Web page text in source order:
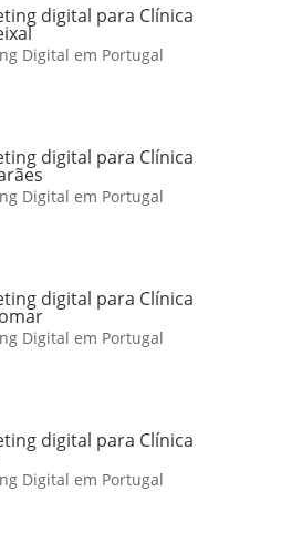
digital para Clínica
Digital em Portugal
digital para Clínica
Digital em Portugal
digital para Clínica
Digital em Portugal
digital para Clínica
Digital em Portugal